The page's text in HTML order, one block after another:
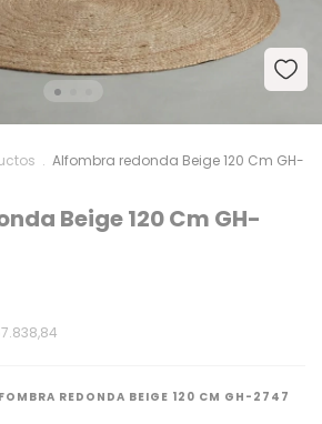
. Alfombra redonda Beige 120 Cm GH-
Beige 120 Cm GH-
REDONDA BEIGE 120 CM GH-2747